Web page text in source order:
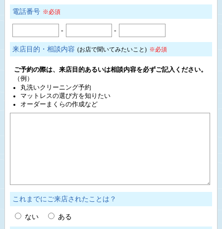
電話番号 ※必須
- -
来店目的・相談内容 (お店で聞いてみたいこと) ※必須
ご予約の際は、来店目的あるいは相談内容を必ずご記入ください。
（例）
丸洗いクリーニング予約
マットレスの選び方を知りたい
オーダーまくらの作成など
これまでにご来店されたことは？
ない ある